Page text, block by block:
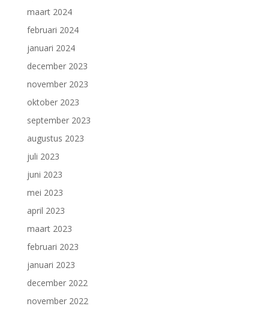
maart 2024
februari 2024
januari 2024
december 2023
november 2023
oktober 2023
september 2023
augustus 2023
juli 2023
juni 2023
mei 2023
april 2023
maart 2023
februari 2023
januari 2023
december 2022
november 2022